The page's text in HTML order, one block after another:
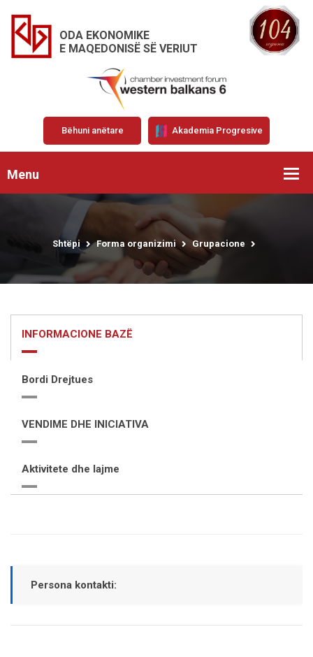
ODA EKONOMIKE
E MAQEDONISË SË VERIUT
Bëhuni anëtare Akademia Progresive
Menu
Shtëpi Forma organizimi Grupacione
INFORMACIONE BAZË
Bordi Drejtues
VENDIME DHE INICIATIVA
Aktivitete dhe lajme
Persona kontakti: